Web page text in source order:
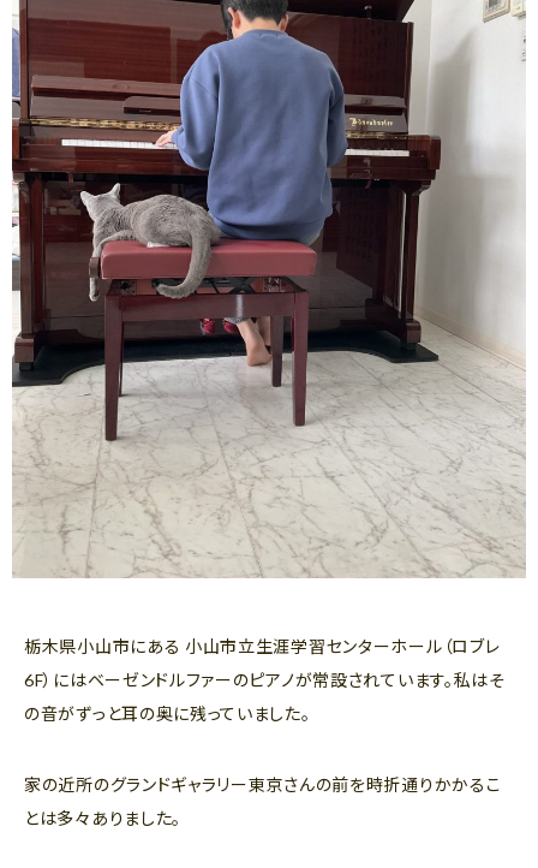
栃木県小山市にある 小山市立生涯学習センターホール（ロブレ
6F）にはベーゼンドルファーのピアノが常設されています。私はそ
の音がずっと耳の奥に残っていました。
家の近所のグランドギャラリー東京さんの前を時折通りかかるこ
とは多々ありました。